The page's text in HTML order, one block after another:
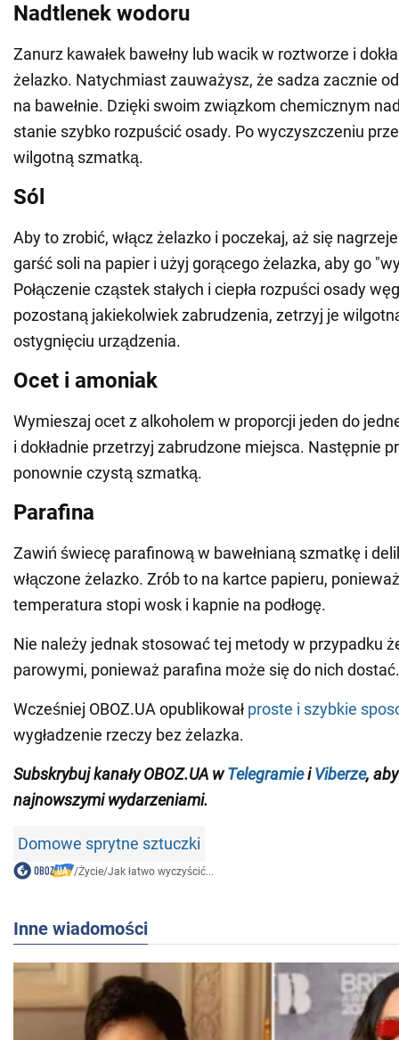
Nadtlenek wodoru
Zanurz kawałek bawełny lub wacik w roztworze i
żelazko. Natychmiast zauważysz, że sadza zacznie
na bawełnie. Dzięki swoim związkom chemicznym
stanie szybko rozpuścić osady. Po wyczyszczeniu
wilgotną szmatką.
Sól
Aby to zrobić, włącz żelazko i poczekaj, aż się
garść soli na papier i użyj gorącego żelazka, aby go
Połączenie cząstek stałych i ciepła rozpuści osady
pozostaną jakiekolwiek zabrudzenia, zetrzyj je
ostygnięciu urządzenia.
Ocet i amoniak
Wymieszaj ocet z alkoholem w proporcji jeden do
i dokładnie przetrzyj zabrudzone miejsca. Następnie
ponownie czystą szmatką.
Parafina
Zawiń świecę parafinową w bawełnianą szmatkę i
włączone żelazko. Zrób to na kartce papieru,
temperatura stopi wosk i kapnie na podłogę.
Nie należy jednak stosować tej metody w przypadku
parowymi, ponieważ parafina może się do nich dostać.
Wcześniej OBOZ.UA opublikował proste i szybkie
wygładzenie rzeczy bez żelazka.
Subskrybuj kanałyOBOZ.UA wTelegramieiViberze,
najnowszymi wydarzeniami.
Domowe sprytne sztuczki
/Życie/Jak łatwo wyczyścić...
Inne wiadomości